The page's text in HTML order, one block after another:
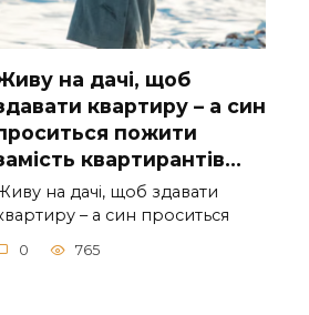
на дачі, щоб
квартиру – а син
пожити
квартирантів…
на дачі, щоб здавати
– а син проситься
0 765